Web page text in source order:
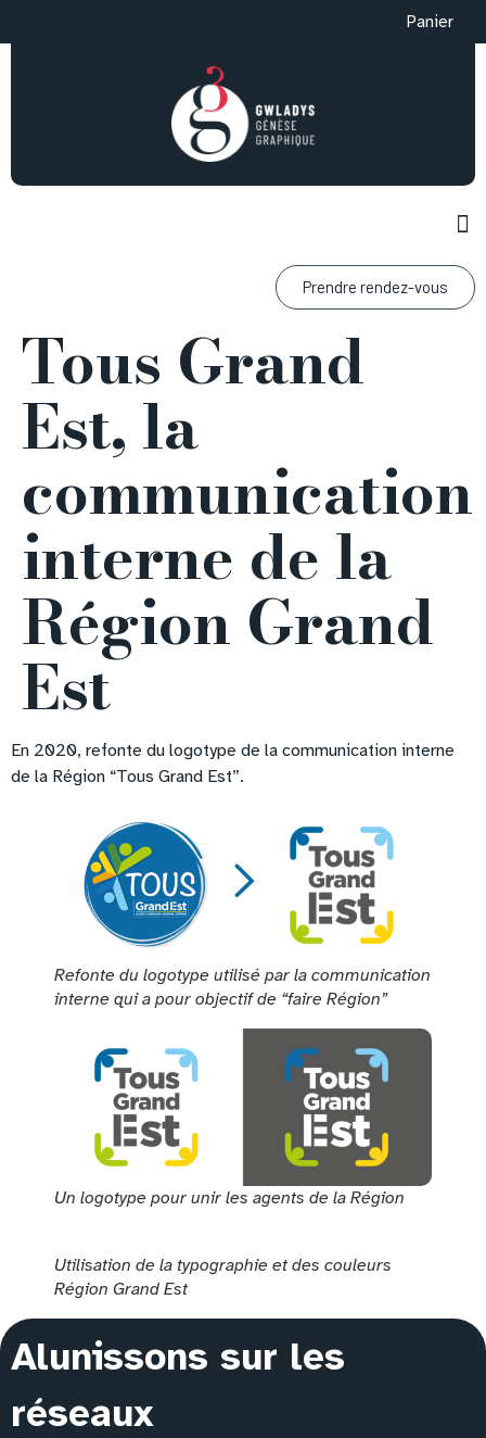
Panier
Prendre rendez-vous
Tous Grand
Est, la
communication
interne de la
Région Grand
Est
En 2020, refonte du logotype de la communication interne
de la Région “Tous Grand Est”.
Refonte du logotype utilisé par la communication
interne qui a pour objectif de “faire Région”
Un logotype pour unir les agents de la Région
Utilisation de la typographie et des couleurs
Région Grand Est
Alunissons sur les
réseaux